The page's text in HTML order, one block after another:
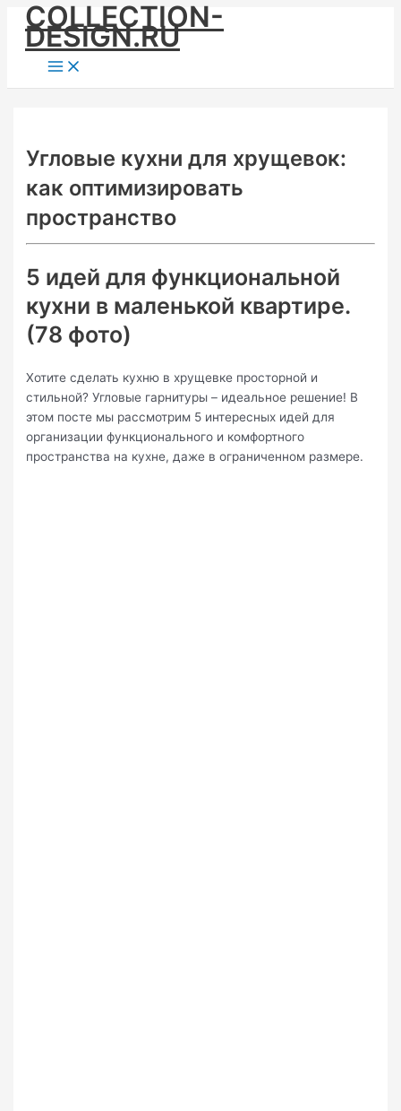
Skip
content
COLLECTION-
DESIGN.RU
Main
Menu
Угловые кухни для хрущевок:
как оптимизировать
пространство
5 идей для функциональной
кухни в маленькой квартире.
(78 фото)
Хотите сделать кухню в хрущевке просторной и
стильной? Угловые гарнитуры – идеальное решение! В
этом посте мы рассмотрим 5 интересных идей для
организации функционального и комфортного
пространства на кухне, даже в ограниченном размере.